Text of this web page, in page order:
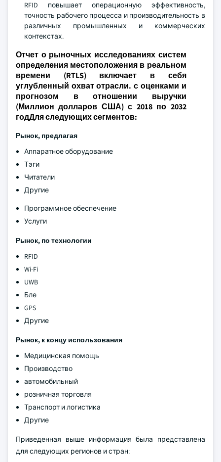
RFID повышает операционную эффективность,
точность рабочего процесса и производительность в
различных промышленных и коммерческих
контекстах.
Отчет о рыночных исследованиях систем
определения местоположения в реальном
времени (RTLS) включает в себя
углубленный охват отрасли. с оценками и
прогнозом в отношении выручки
(Миллион долларов США) с 2018 по 2032
годДля следующих сегментов:
Рынок, предлагая
Аппаратное оборудование
Тэги
Читатели
Другие
Программное обеспечение
Услуги
Рынок, по технологии
RFID
Wi-Fi
UWB
Бле
GPS
Другие
Рынок, к концу использования
Медицинская помощь
Производство
автомобильный
розничная торговля
Транспорт и логистика
Другие
Приведенная выше информация была представлена
для следующих регионов и стран: